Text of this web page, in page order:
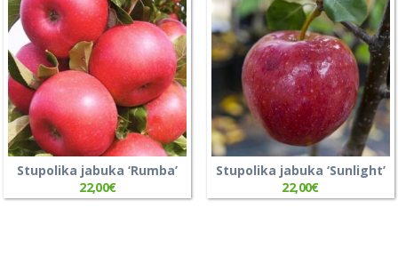
Stupolika jabuka ‘Rumba’
22,00€
Stupolika jabuka ‘Sunlight’
22,00€